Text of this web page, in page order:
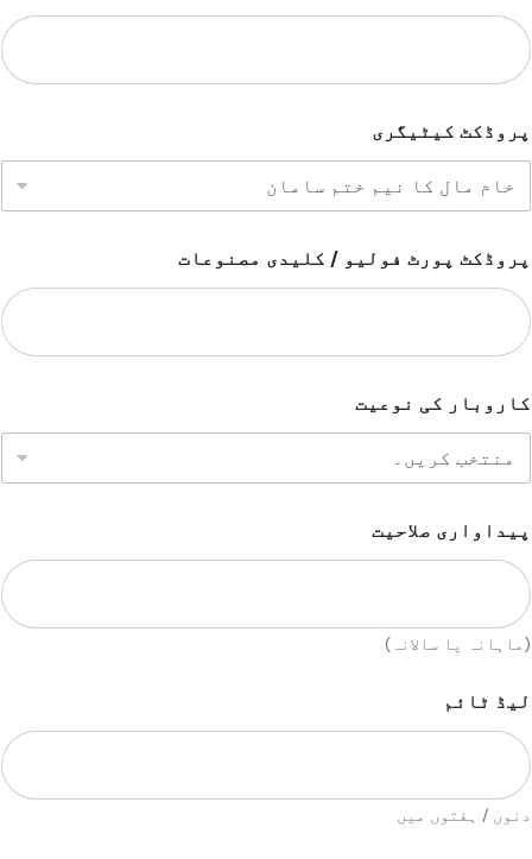
پروڈکٹ کیٹیگری
پروڈکٹ پورٹ فولیو / کلیدی مصنوعات
کاروبار کی نوعیت
پیداواری صلاحیت
(ماہانہ یا سالانہ)
لیڈ ٹائم
دنوں / ہفتوں میں